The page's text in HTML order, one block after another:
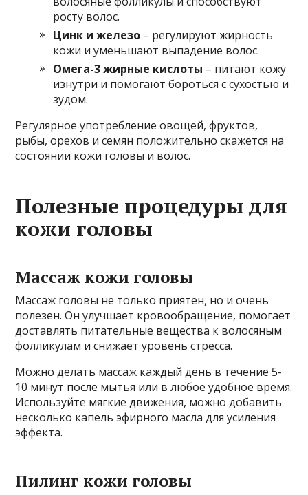
росту волос.
Цинк и железо – регулируют жирность
кожи и уменьшают выпадение волос.
Омега-3 жирные кислоты – питают кожу
изнутри и помогают бороться с сухостью и
зудом.
Регулярное употребление овощей, фруктов,
рыбы, орехов и семян положительно скажется на
состоянии кожи головы и волос.
Полезные процедуры для
кожи головы
Массаж кожи головы
Массаж головы не только приятен, но и очень
полезен. Он улучшает кровообращение, помогает
доставлять питательные вещества к волосяным
фолликулам и снижает уровень стресса.
Можно делать массаж каждый день в течение 5-
10 минут после мытья или в любое удобное время.
Используйте мягкие движения, можно добавить
несколько капель эфирного масла для усиления
эффекта.
Пилинг кожи головы